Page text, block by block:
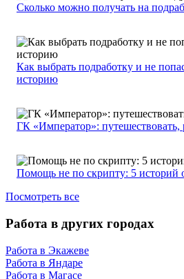
Сколько можно получать на
Как выбрать подработку и не
историю
ГК «Император»: путешествовать,
Помощь не по скрипту: 5 историй
Посмотреть все
Работа в других городах
Работа в Экажеве
Работа в Яндаре
Работа в Магасе